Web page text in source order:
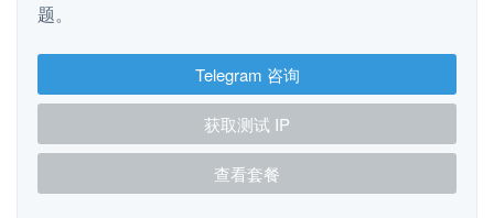
题。
Telegram 咨询
获取测试 IP
查看套餐